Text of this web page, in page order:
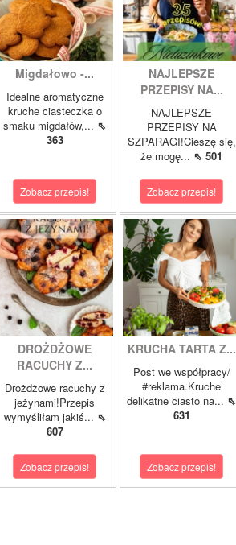
Migdałowo -...
Idealne aromatyczne
kruche ciasteczka o
smaku migdałów,... ⇖
363
Zobacz przepis!
NAJLEPSZE
PRZEPISY NA...
NAJLEPSZE
PRZEPISY NA
SZPARAGI!Cieszę się,
że mogę... ⇖ 501
Zobacz przepis!
DROŻDŻOWE
RACUCHY Z...
Drożdżowe racuchy z
jeżynami!Przepis
wymyśliłam jakiś... ⇖
607
Zobacz przepis!
KRUCHA TARTA Z...
Post we współpracy/
#reklama.Kruche
delikatne ciasto na... ⇖
631
Zobacz przepis!